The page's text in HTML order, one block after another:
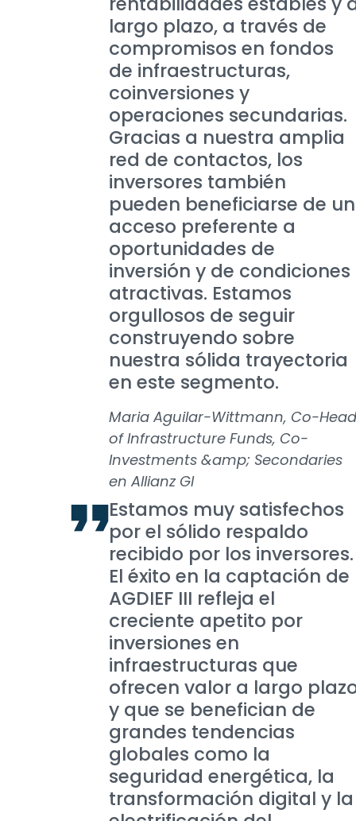
largo plazo, a través de
compromisos en fondos
de infraestructuras,
coinversiones y
operaciones secundarias.
Gracias a nuestra amplia
red de contactos, los
inversores también
pueden beneficiarse de un
acceso preferente a
oportunidades de
inversión y de condiciones
atractivas. Estamos
orgullosos de seguir
construyendo sobre
nuestra sólida trayectoria
en este segmento.
Maria Aguilar-Wittmann, Co-Head
of Infrastructure Funds, Co-
Investments &amp; Secondaries
en Allianz GI
Estamos muy satisfechos
por el sólido respaldo
recibido por los inversores.
El éxito en la captación de
AGDIEF III refleja el
creciente apetito por
inversiones en
infraestructuras que
ofrecen valor a largo
y que se benefician de
grandes tendencias
globales como la
seguridad energética, la
transformación digital y la